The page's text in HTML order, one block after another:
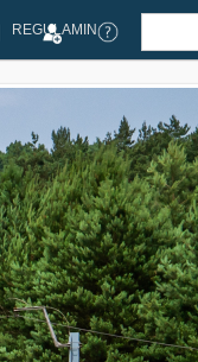
REGULAMIN